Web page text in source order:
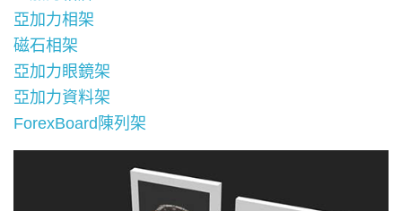
亞加力相架
磁石相架
亞加力眼鏡架
亞加力資料架
ForexBoard陳列架